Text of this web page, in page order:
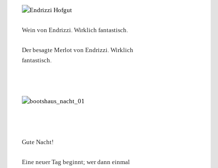
Wein von Endrizzi. Wirklich fantastisch.
Der besagte Merlot von Endrizzi. Wirklich
fantastisch.
Gute Nacht!
Eine neuer Tag beginnt; wer dann einmal